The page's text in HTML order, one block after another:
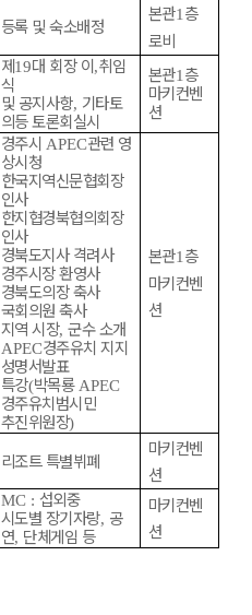
등록 및 숙소배정
본관1 층
로비
제19대 회장 이,취임
식
및 공지사항, 기타토
의등 토론회실시
본관1 층
마키컨벤
션
경주시 APEC관련 영
상시청
한국지역신문협회장
인사
한지협경북협의회장
인사
경북도지사 격려사
경주시장 환영사
경북도의장 축사
국회의원 축사
지역 시장,군수 소개
APEC경주유치 지지
성명서발표
특강(박목룡 APEC
경주유치범시민
추진위원장)
본관1 층
마키컨벤
션
리조트 특별뷔폐
마키컨벤
션
MC : 섭외중
시도별 장기자랑, 공
연, 단체게임 등
마키컨벤
션